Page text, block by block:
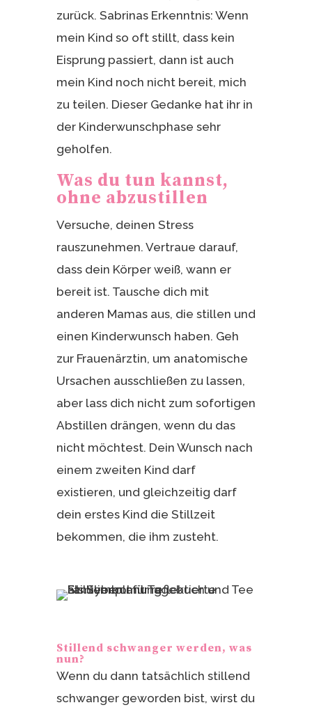
zurück. Sabrinas Erkenntnis: Wenn
mein Kind so oft stillt, dass kein
Eisprung passiert, dann ist auch
mein Kind noch nicht bereit, mich
zu teilen. Dieser Gedanke hat ihr in
der Kinderwunschphase sehr
geholfen.
Was du tun kannst,
ohne abzustillen
Versuche, deinen Stress
rauszunehmen. Vertraue darauf,
dass dein Körper weiß, wann er
bereit ist. Tausche dich mit
anderen Mamas aus, die stillen und
einen Kinderwunsch haben. Geh
zur Frauenärztin, um anatomische
Ursachen ausschließen zu lassen,
aber lass dich nicht zum sofortigen
Abstillen drängen, wenn du das
nicht möchtest. Dein Wunsch nach
einem zweiten Kind darf
existieren, und gleichzeitig darf
dein erstes Kind die Stillzeit
bekommen, die ihm zusteht.
Stillend schwanger werden, was
nun?
Wenn du dann tatsächlich stillend
schwanger geworden bist, wirst du